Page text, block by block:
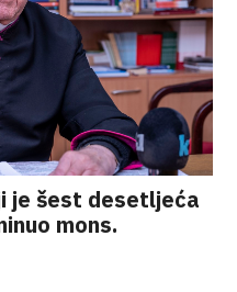
je šest desetljeća
mons.